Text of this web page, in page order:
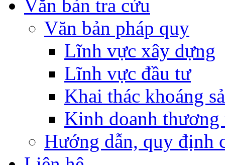
Văn bản tra cứu
Văn bản pháp quy
Lĩnh vực xây dựng
Lĩnh vực đầu tư
Khai thác khoáng
Kinh doanh thương
Hướng dẫn, quy định